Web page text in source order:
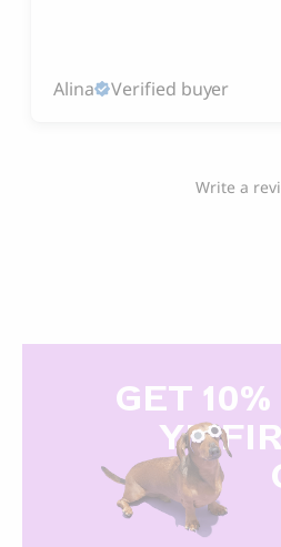
Alina Verified buyer
Write a
GET
YR